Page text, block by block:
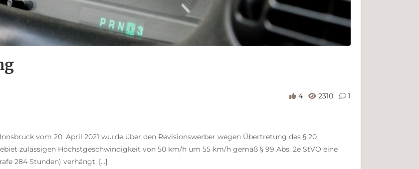
4 2310 1
vom 20. April 2021 wurde über den Revisionswerber wegen Übertretung des § 20
zulässigen Höchstgeschwindigkeit von 50 km/h um 55 km/h gemäß § 99 Abs. 2e StVO eine
284 Stunden) verhängt. [...]